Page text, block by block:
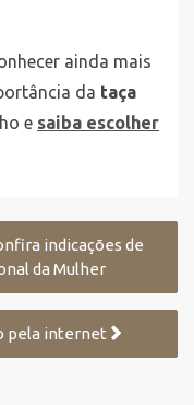
ainda mais
da taça
e saiba escolher
indicações de
da Mulher
pela internet